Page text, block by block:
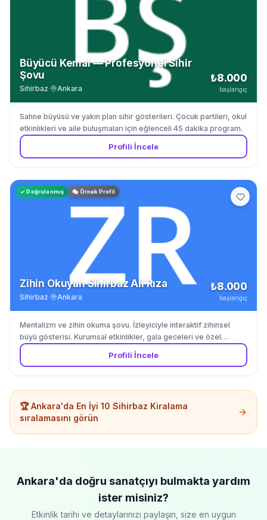
Büyücü Kemal — Profesyonel Sihir
Şovu
Sihirbaz· Ankara
₺8.000
başlangıç
Sahne büyüsü ve yakın plan sihir gösterileri. Çocuk partileri, okul
etkinlikleri ve aile buluşmaları için eğlenceli 45 dakika program.
Profili İncele
✓ Doğrulanmış 🎭 Örnek Profil
Zihin Okuyan Sihirbaz Ali Rıza
Sihirbaz· Ankara
₺8.000
başlangıç
Mentalizm ve zihin okuma şovu. İzleyiciyle interaktif zihinsel
büyü gösterisi. Kurumsal etkinlikler, gala geceleri ve özel
davetler için.
Profili İncele
🏆Ankara'da En İyi 10 Sihirbaz Kiralama
sıralamasını görün
Ankara'da doğru sanatçıyı bulmakta yardım
ister misiniz?
Etkinlik tarihi ve detaylarınızı paylaşın, size en uygun